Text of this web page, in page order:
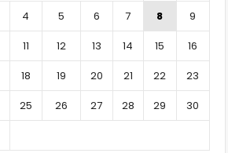
4 5 6 7 8
9
11 12 13 14 15
16
18 19 20 21 22
23
25 26 27 28 29
30